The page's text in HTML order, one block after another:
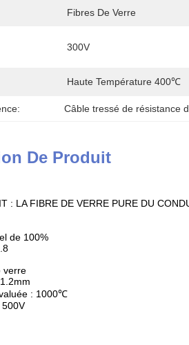
Fibres De Verre
300V
Haute Température 400℃
Câble tressé de résistance
De Produit
: LA FIBRE DE VERRE PURE DU
de 100%
verre
: 1000℃
500V